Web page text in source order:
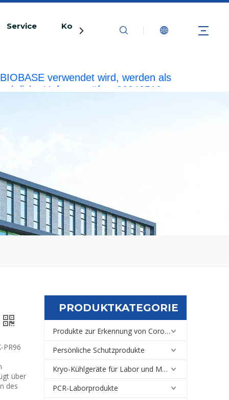
Service Kontaktiere uns
Haftung prüfen.20240510
über
des
PRODUKTKATEGORIE
Produkte zur Erkennung von Coronaviren
Persönliche Schutzprodukte
Kryo-Kühlgeräte für Labor und Medizin
PCR-Laborprodukte